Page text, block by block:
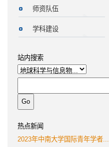
师资队伍
学科建设
站内搜索
热点新闻
2023年中南大学国际青年学者...